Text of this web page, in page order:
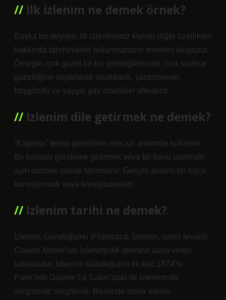
Ilk izlenim ne demek örnek?
Başka bir deyişle, ilk izlenimimiz kişinin diğer özellikleri
hakkında tahminlerde bulunmamızın temelini oluşturur.
Örneğin, çok güzel bir kız gördüğümüzde, ona sadece
güzelliğine dayanarak sıcakkanlı, yardımsever,
hoşgörülü ve saygılı gibi özellikler atfederiz.
Izlenim dile getirmek ne demek?
“Express” terimi genellikle mecazi anlamda kullanılır.
Bir konuyu gündeme getirmek veya bir konu üzerinde
aşırı durmak olarak tanımlanır. Gerçek anlamı bir kişiyi
konuşturmak veya konuşturmaktır.
Izlenim tarihi ne demek?
İzlenim: Gündoğumu (Fransızca: İzlenim, soleil levant)
Claude Monet’nin İzlenimcilik akımına adını veren
tablosudur. İzlenim: Gündoğumu ilk kez 1874’te
Paris’teki Galerie La Salon’daki ilk İzlenimcilik
sergisinde sergilendi. Resimde tasvir edilen